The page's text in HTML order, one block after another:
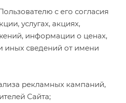
с его согласия
услугах, акциях,
информации о ценах,
иных сведений от имени
рекламных кампаний,
Сайта;